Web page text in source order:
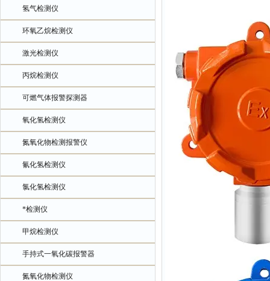
氢气检测仪
环氧乙烷检测仪
激光检测仪
丙烷检测仪
可燃气体报警探测器
氧化氢检测仪
氮氧化物检测报警仪
氰化氢检测仪
氯化氢检测仪
*检测仪
甲烷检测仪
手持式一氧化碳报警器
氮氧化物检测仪